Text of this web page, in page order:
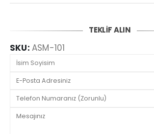
TEKLİF ALIN
SKU: ASM-101